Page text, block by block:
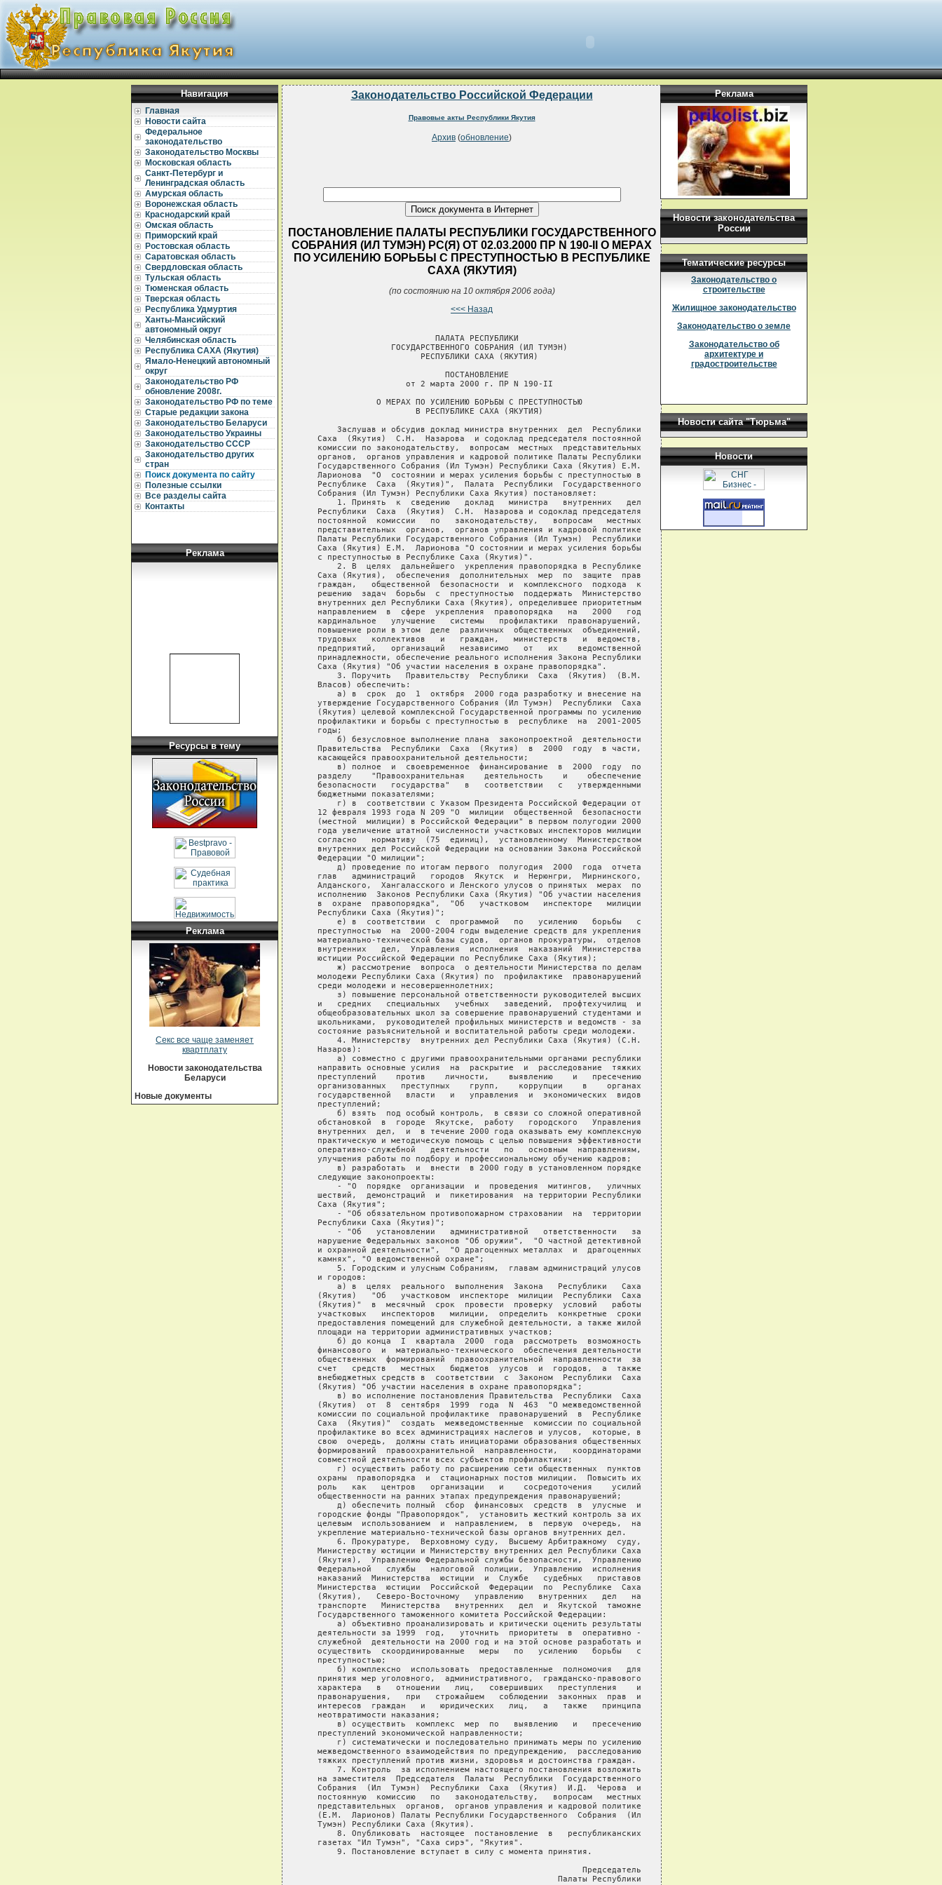
Навигация
Главная
Новости сайта
Федеральное
законодательство
Законодательство Москвы
Московская область
Санкт-Петербург и
Ленинградская область
Амурская область
Воронежская область
Краснодарский край
Омская область
Приморский край
Ростовская область
Саратовская область
Свердловская область
Тульская область
Тюменская область
Тверская область
Республика Удмуртия
Ханты-Мансийский
автономный округ
Челябинская область
Республика САХА (Якутия)
Ямало-Ненецкий автономный
округ
Законодательство РФ
обновление 2008г.
Законодательство РФ по теме
Старые редакции закона
Законодательство Беларуси
Законодательство Украины
Законодательство СССР
Законодательство других
стран
Поиск документа по сайту
Полезные ссылки
Все разделы сайта
Контакты
Реклама
Ресурсы в тему
Реклама
Секс все чаще заменяет
квартплату
Новости законодательства
Беларуси
Новые документы
Законодательство Российской Федерации
Правовые акты Республики Якутия
Архив (обновление)
ПОСТАНОВЛЕНИЕ ПАЛАТЫ РЕСПУБЛИКИ ГОСУДАРСТВЕННОГО
СОБРАНИЯ (ИЛ ТУМЭН) РС(Я) ОТ 02.03.2000 ПР N 190-II О МЕРАХ
ПО УСИЛЕНИЮ БОРЬБЫ С ПРЕСТУПНОСТЬЮ В РЕСПУБЛИКЕ
САХА (ЯКУТИЯ)
(по состоянию на 10 октября 2006 года)
<<< Назад
Реклама
Новости законодательства
России
Тематические ресурсы
Законодательство о
строительстве
Жилищное законодательство
Законодательство о земле
Законодательство об
архитектуре и
градостроительстве
Новости сайта "Тюрьма"
Новости